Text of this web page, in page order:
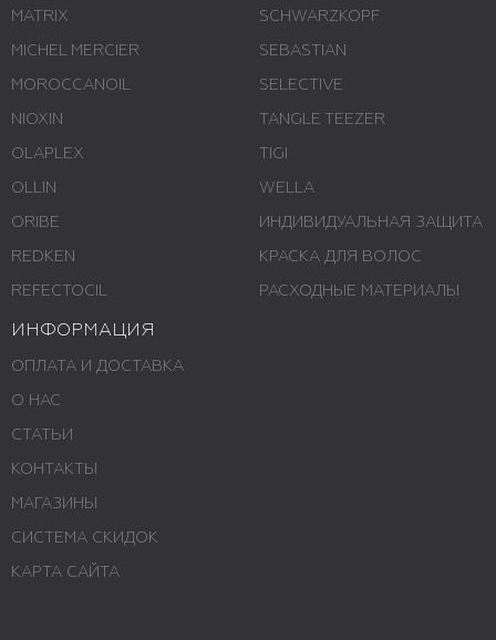
MATRIX
MICHEL MERCIER
MOROCCANOIL
NIOXIN
OLAPLEX
OLLIN
ORIBE
REDKEN
REFECTOCIL
SCHWARZKOPF
SEBASTIAN
SELECTIVE
TANGLE TEEZER
TIGI
WELLA
ИНДИВИДУАЛЬНАЯ ЗАЩИТА
КРАСКА ДЛЯ ВОЛОС
РАСХОДНЫЕ МАТЕРИАЛЫ
ИНФОРМАЦИЯ
ОПЛАТА И ДОСТАВКА
О НАС
СТАТЬИ
КОНТАКТЫ
МАГАЗИНЫ
СИСТЕМА СКИДОК
КАРТА САЙТА